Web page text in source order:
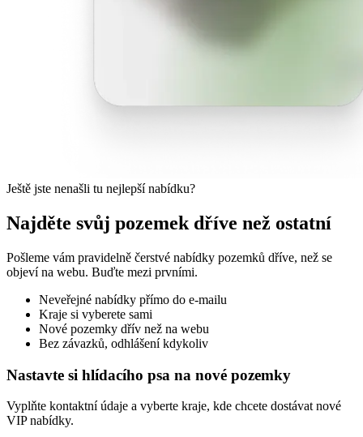
Ještě jste nenašli tu nejlepší nabídku?
Najděte svůj pozemek dříve než ostatní
Pošleme vám pravidelně čerstvé nabídky pozemků dříve, než se
objeví na webu. Buďte mezi prvními.
Neveřejné nabídky přímo do e-mailu
Kraje si vyberete sami
Nové pozemky dřív než na webu
Bez závazků, odhlášení kdykoliv
Nastavte si hlídacího psa na nové pozemky
Vyplňte kontaktní údaje a vyberte kraje, kde chcete dostávat nové
VIP nabídky.